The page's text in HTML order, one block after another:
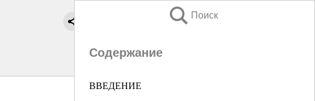
Поиск
Содержание
ВВЕДЕНИЕ